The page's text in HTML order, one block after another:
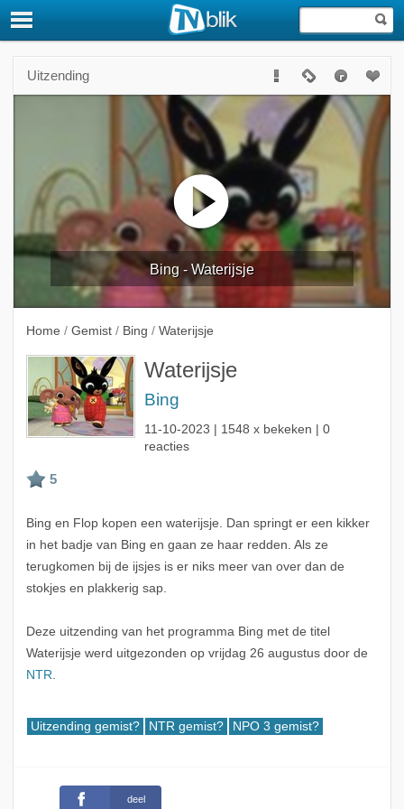
Uitzending
Bing - Waterijsje
Home / Gemist / Bing / Waterijsje
Waterijsje
Bing
11-10-2023 | 1548 x bekeken | 0
reacties
Bing en Flop kopen een waterijsje. Dan springt er een kikker
in het badje van Bing en gaan ze haar redden. Als ze
terugkomen bij de ijsjes is er niks meer van over dan de
stokjes en plakkerig sap.
Deze uitzending van het programma Bing met de titel
Waterijsje werd uitgezonden op vrijdag 26 augustus door de
NTR.
Uitzending gemist? NTR gemist? NPO 3 gemist?
deel